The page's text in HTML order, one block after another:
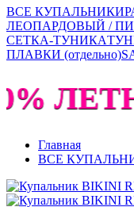
ВСЕ КУПАЛЬНИКИ
ЛЕОПАРДОВЫЙ /
СЕТКА-ТУНИКА
ПЛАВКИ (отдельно)
Главная
ВСЕ